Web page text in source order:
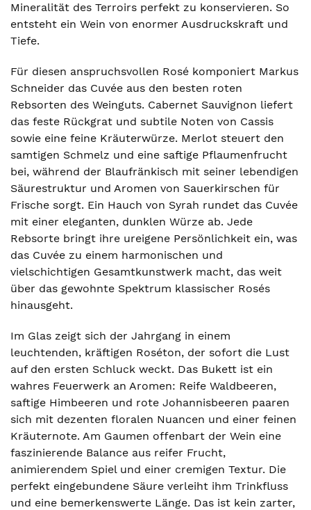
Mineralität des Terroirs perfekt zu konservieren. So
entsteht ein Wein von enormer Ausdruckskraft und
Tiefe.
Für diesen anspruchsvollen Rosé komponiert Markus
Schneider das Cuvée aus den besten roten
Rebsorten des Weinguts. Cabernet Sauvignon liefert
das feste Rückgrat und subtile Noten von Cassis
sowie eine feine Kräuterwürze. Merlot steuert den
samtigen Schmelz und eine saftige Pflaumenfrucht
bei, während der Blaufränkisch mit seiner lebendigen
Säurestruktur und Aromen von Sauerkirschen für
Frische sorgt. Ein Hauch von Syrah rundet das Cuvée
mit einer eleganten, dunklen Würze ab. Jede
Rebsorte bringt ihre ureigene Persönlichkeit ein, was
das Cuvée zu einem harmonischen und
vielschichtigen Gesamtkunstwerk macht, das weit
über das gewohnte Spektrum klassischer Rosés
hinausgeht.
Im Glas zeigt sich der Jahrgang in einem
leuchtenden, kräftigen Roséton, der sofort die Lust
auf den ersten Schluck weckt. Das Bukett ist ein
wahres Feuerwerk an Aromen: Reife Waldbeeren,
saftige Himbeeren und rote Johannisbeeren paaren
sich mit dezenten floralen Nuancen und einer feinen
Kräuternote. Am Gaumen offenbart der Wein eine
faszinierende Balance aus reifer Frucht,
animierendem Spiel und einer cremigen Textur. Die
perfekt eingebundene Säure verleiht ihm Trinkfluss
und eine bemerkenswerte Länge. Das ist kein zarter,